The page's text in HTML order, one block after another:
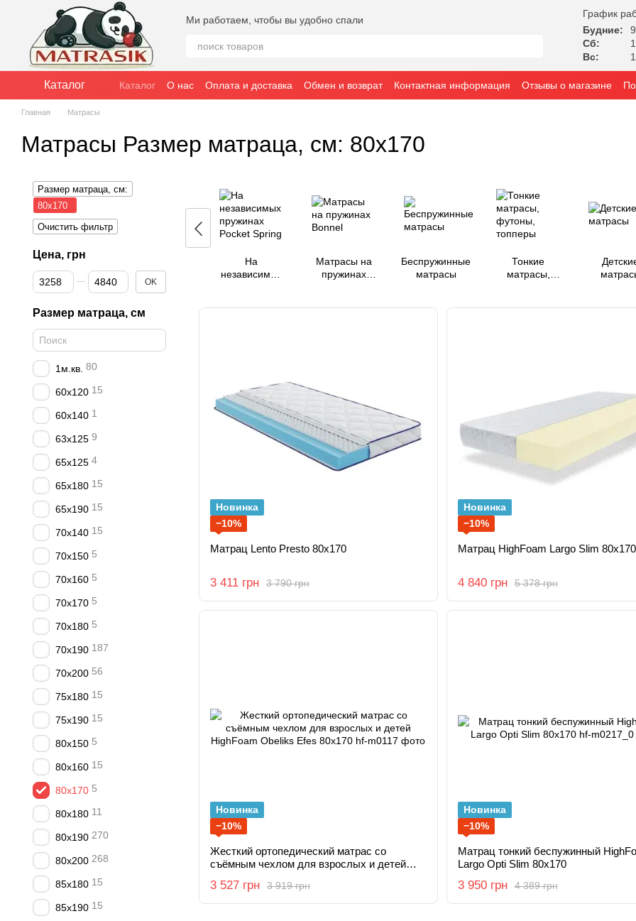
Перейти к основному контенту
Ми работаем, чтобы вы удобно спали
График
Будние:
Сб:
Вс:
Каталог Каталог О нас Оплата и доставка Обмен и возврат Контактная информация Отзывы о магазине
Публичное соглашение (оферта)
Главная Матрасы
Матрасы Размер матраца, см: 80x170
На
независимых
Матрасы на
пружинах
Беспружинные
матрасы
Тонкие
матрасы,
Новинка
−10%
Матрац Lento Presto 80x170
3 790 грн
3 411 грн
Новинка
−10%
Матрац HighFoam Largo Slim 80х170
5 378 грн
4 840 грн
Новинка
−10%
Жесткий ортопедический матрас со
съёмным чехлом для взрослых и детей
3 919 грн
3 527 грн
Новинка
−10%
Матрац тонкий беспужинный
Largo Opti Slim 80x170
4 389 грн
3 950 грн
Размер матраца, см:
80x170
Очистить фильтр
Цена, грн
От Цена, грн
До Цена, грн OK
Размер матраца, см
1м.кв. 80
60x120 15
60x140 1
63x125 9
65x125 4
65x180 15
65x190 15
70x140 15
70x150 5
70x160 5
70x170 5
70x180 5
70х190 187
70х200 56
75x180 15
75x190 15
80x150 5
80x160 15
80x170 5
80x180 11
80x190 270
80x200 268
85x180 15
85x190 15